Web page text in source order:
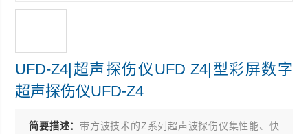
UFD-Z4|超声探伤仪UFD Z4|型彩屏数字
超声探伤仪UFD-Z4
简要描述：带方波技术的Z系列超声波探伤仪集性能、快